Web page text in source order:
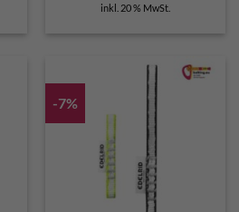
inkl. 20 % MwSt.
-7%